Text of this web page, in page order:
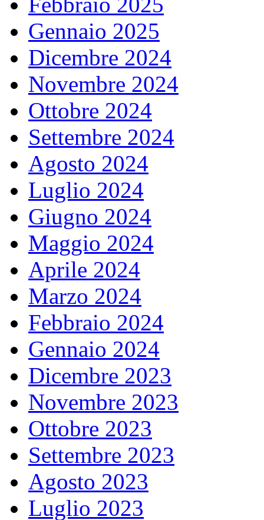
Gennaio 2025
Dicembre 2024
Novembre 2024
Ottobre 2024
Settembre 2024
Agosto 2024
Luglio 2024
Giugno 2024
Maggio 2024
Aprile 2024
Marzo 2024
Febbraio 2024
Gennaio 2024
Dicembre 2023
Novembre 2023
Ottobre 2023
Settembre 2023
Agosto 2023
Luglio 2023